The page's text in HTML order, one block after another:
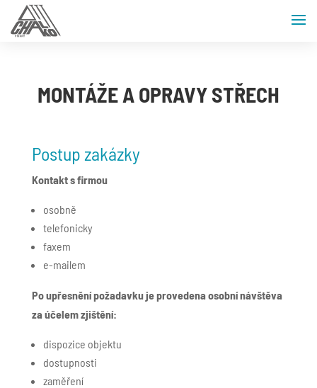
MONTÁŽE A OPRAVY STŘECH
Postup zakázky
Kontakt s firmou
osobně
telefonicky
faxem
e-mailem
Po upřesnění požadavku je provedena osobní návštěva
za účelem zjištění:
dispozice objektu
dostupnosti
zaměření